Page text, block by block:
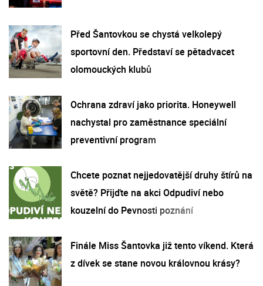
Před Šantovkou se chystá velkolepý
sportovní den. Představí se pětadvacet
olomouckých klubů
Ochrana zdraví jako priorita. Honeywell
nachystal pro zaměstnance speciální
preventivní program
Chcete poznat nejjedovatější druhy štírů na
světě? Přijďte na akci Odpudiví nebo
kouzelní do Pevnosti poznání
Finále Miss Šantovka již tento víkend. Která
z dívek se stane novou královnou krásy?